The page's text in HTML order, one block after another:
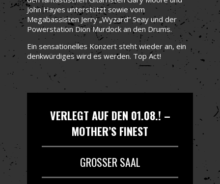
John Hayes unterstützt sowie vom
Megabassisten Jerry „Wyzard“ Seay und der
Powerstation Dion Murdock an den Drums.
Ein sensationelles Konzert steht wieder an, ein
denkwürdiges wird es werden. Top Act!
VERLEGT AUF DEN 01.08.! –
MOTHER’S FINEST
GROSSER SAAL